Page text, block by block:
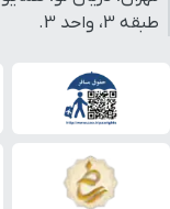
طبقه 3، واحد 3.